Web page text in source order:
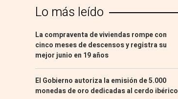
Lo más leído
La compraventa de viviendas rompe con
cinco meses de descensos y registra su
mejor junio en 19 años
El Gobierno autoriza la emisión de 5.000
monedas de oro dedicadas al cerdo ibérico